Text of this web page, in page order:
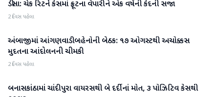
બનાસકાંઠા
ડીસા: ચેક રિટર્ન કેસમાં ફ્રૂટના વેપારીને એક વર્ષની કેદની સજા
2 દિવસ પહેલા
બનાસકાંઠા
અંબાજીમાં આંગણવાડી બહેનોની બેઠક: ૧૭ ઓગસ્ટથી અચોક્કસ
મુદતના આંદોલનની ચીમકી
2 દિવસ પહેલા
બનાસકાંઠા
બનાસકાંઠામાં ચાંદીપુરા વાયરસથી બે દર્દીનાં મોત, ૩ પોઝિટિવ કેસથી